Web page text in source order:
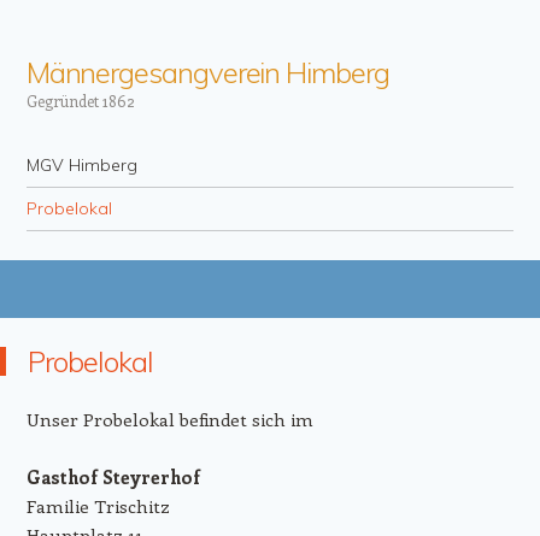
Männergesangverein Himberg
Gegründet 1862
Menü
Zum Inhalt springen
MGV Himberg
Probelokal
Probelokal
Unser Probelokal befindet sich im
Gasthof Steyrerhof
Familie Trischitz